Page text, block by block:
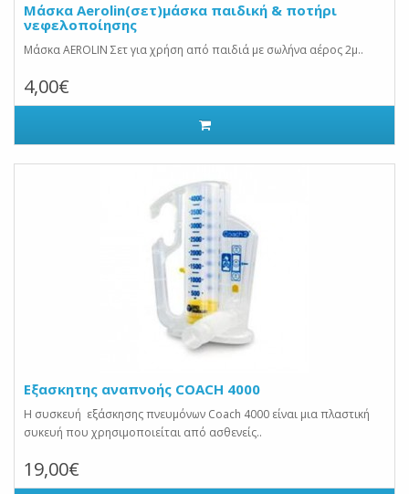
Μάσκα Aerolin(σετ)μάσκα παιδική & ποτήρι
νεφελοποίησης
Μάσκα AEROLIN Σετ για χρήση από παιδιά με σωλήνα αέρος 2μ..
4,00€
Εξασκητης αναπνοής COACH 4000
Η συσκευή εξάσκησης πνευμόνων Coach 4000 είναι μια πλαστική
συκευή που χρησιμοποιείται από ασθενείς..
19,00€